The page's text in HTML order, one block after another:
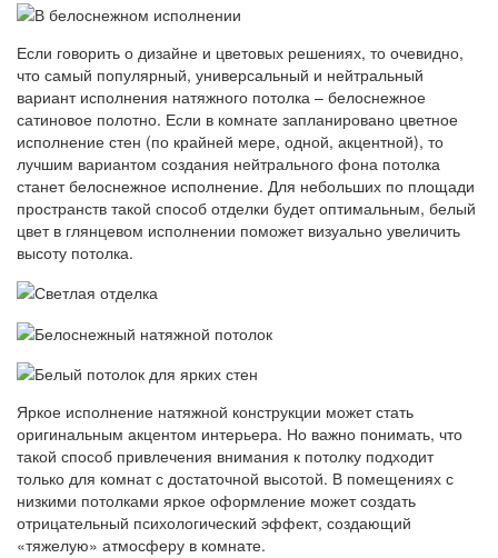
Если говорить о дизайне и цветовых решениях, то очевидно,
что самый популярный, универсальный и нейтральный
вариант исполнения натяжного потолка – белоснежное
сатиновое полотно. Если в комнате запланировано цветное
исполнение стен (по крайней мере, одной, акцентной), то
лучшим вариантом создания нейтрального фона потолка
станет белоснежное исполнение. Для небольших по площади
пространств такой способ отделки будет оптимальным, белый
цвет в глянцевом исполнении поможет визуально увеличить
высоту потолка.
Яркое исполнение натяжной конструкции может стать
оригинальным акцентом интерьера. Но важно понимать, что
такой способ привлечения внимания к потолку подходит
только для комнат с достаточной высотой. В помещениях с
низкими потолками яркое оформление может создать
отрицательный психологический эффект, создающий
«тяжелую» атмосферу в комнате.